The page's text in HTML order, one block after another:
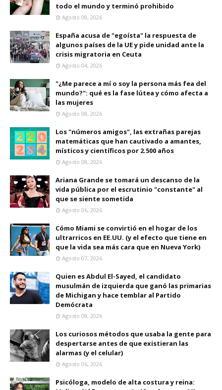
todo el mundo y terminó prohibido
Agosto 08, 2026
España acusa de "egoísta" la respuesta de
algunos países de la UE y pide unidad ante la
crisis migratoria en Ceuta
Agosto 04, 2026
"¿Me parece a mí o soy la persona más fea del
mundo?": qué es la fase lútea y cómo afecta a
las mujeres
Agosto 08, 2026
Los "números amigos", las extrañas parejas
matemáticas que han cautivado a amantes,
místicos y científicos por 2.500 años
Agosto 08, 2026
Ariana Grande se tomará un descanso de la
vida pública por el escrutinio "constante" al
que se siente sometida
Agosto 06, 2026
Cómo Miami se convirtió en el hogar de los
ultrarricos en EE.UU. (y el efecto que tiene en
que la vida sea más cara que en Nueva York)
Agosto 07, 2026
Quien es Abdul El-Sayed, el candidato
musulmán de izquierda que ganó las primarias
de Michigan y hace temblar al Partido
Demócrata
Agosto 08, 2026
Los curiosos métodos que usaba la gente para
despertarse antes de que existieran las
alarmas (y el celular)
Agosto 06, 2026
Psicóloga, modelo de alta costura y reina: